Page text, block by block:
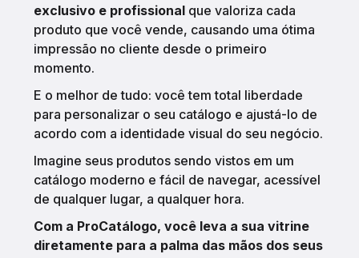
exclusivo e profissional que valoriza cada
produto que você vende, causando uma ótima
impressão no cliente desde o primeiro
momento.
E o melhor de tudo: você tem total liberdade
para personalizar o seu catálogo e ajustá-lo de
acordo com a identidade visual do seu negócio.
Imagine seus produtos sendo vistos em um
catálogo moderno e fácil de navegar, acessível
de qualquer lugar, a qualquer hora.
Com a ProCatálogo, você leva a sua vitrine
diretamente para a palma das mãos dos seus